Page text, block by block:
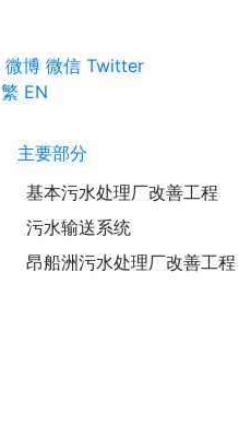
微博 微信 Twitter
繁 EN
主要部分
基本污水处理厂改善工程
污水输送系统
昂船洲污水处理厂改善工程